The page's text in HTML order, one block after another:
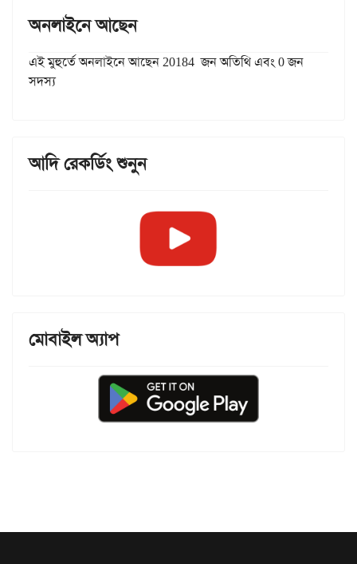
অনলাইনে আছেন
এই মুহুর্তে অনলাইনে আছেন 20184 জন অতিথি এবং 0 জন
সদস্য
আদি রেকর্ডিং শুনুন
মোবাইল অ্যাপ